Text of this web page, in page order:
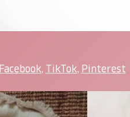
Facebook, TikTok, Pinterest